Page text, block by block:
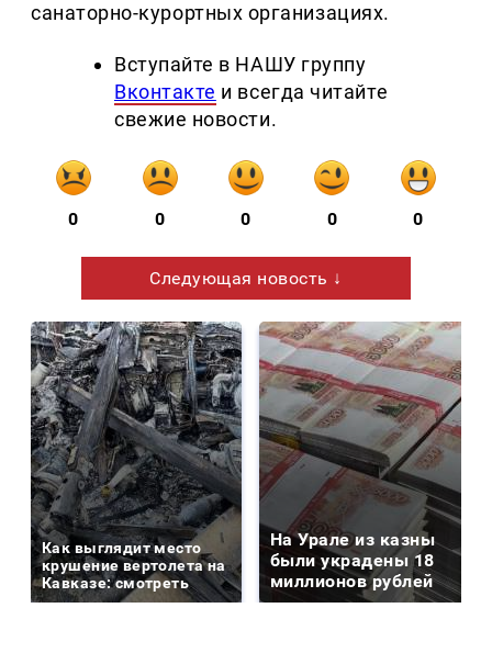
санаторно-курортных организациях.
Вступайте в НАШУ группу
Вконтакте и всегда читайте
свежие новости.
0 0 0 0 0
Следующая новость ↓
Как выглядит место
крушение вертолета на
Кавказе: смотреть
На Урале из казны
были украдены 18
миллионов рублей